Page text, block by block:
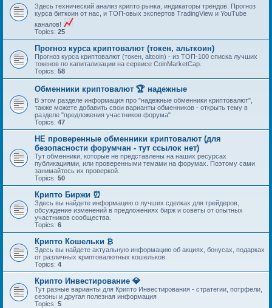
Здесь технический анализ крипто рынка, индикаторы трендов. Прогноз
курса биткоин от нас, и ТОП-овых экспертов TradingView и YouTube
каналов!
Topics: 25
Прогноз курса криптовалют (токен, альткоин)
Прогноз курса криптовалют (токен, altcoin) - из ТОП-100 списка лучших
токенов по капитализации на сервисе CoinMarketCap.
Topics: 58
Обменники криптовалют 🏆 надежные
В этом разделе информация про "надежные обменники криптовалют",
также можете добавить свои варианты обменников - открыть тему в
разделе "предложения участников форума"
Topics: 47
НЕ проверенные обменники криптовалют (для
безопасности форумчан - тут ссылок нет)
Тут обменники, которые не представлены на наших ресурсах
публикациями, или проверенными темами на форумах. Поэтому сами
занимайтесь их проверкой.
Topics: 50
Крипто Биржи ⏰
Здесь вы найдете информацию о лучших сделках для трейдеров,
обсуждение изменений в предложениях бирж и советы от опытных
участников сообщества.
Topics: 6
Крипто Кошельки ₿
Здесь вы найдете актуальную информацию об акциях, бонусах, подарках
от различных криптовалютных кошельков.
Topics: 4
Крипто Инвестирование 💎
Тут разные варианты для Крипто Инвестирования - стратегии, потрфели,
сезоны и другая полезная информация
Topics: 5